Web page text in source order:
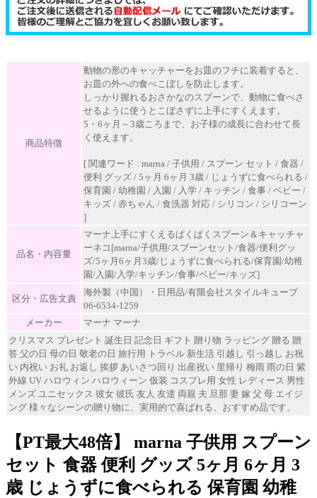
商品特徴
動物の形のキャッチャーをお皿のフチに装着すると、
お皿の外への食べこぼしを防止します。
しっかり握れるおさかなのスプーンで、動物に食べさ
せるように使うとこぼさずに上手にすくえます。
5・6ヶ月～3歳ころまで、お子様の成長に合わせて長
く使えます。
[ 関連ワード : marna / 子供用 / スプーン セット / 食器 /
便利 グッズ / 5ヶ月 6ヶ月 3歳 / じょうずに食べられる /
保育園 / 幼稚園 / 入園 / 入学 / キッチン / 食事 / ベビー /
キッズ / 赤ちゃん / 食洗器 対応 / シリコン / シリコーン
]
品名・内容量
マーナ上手にすくえるぱくぱくスプーン＆キャッチャ
ーネコ[marna/子供用/スプーンセット/食器/便利グッ
ズ/5ヶ月6ヶ月3歳/じょうずに食べられる/保育園/幼稚
園/入園/入学/キッチン/食事/ベビー/キッズ]
区分・広告文責
海外製（中国）・日用品/有限会社スタイルキューブ
06-6534-1259
メーカー
マーナ マーナ
クリスマス プレゼント 誕生日 記念日 ギフト 贈り物 ラッピング 贈る 贈
答 父の日 母の日 敬老の日 旅行用 トラベル 新生活 引越し 引っ越し お祝
い 内祝い お礼 お返し 挨拶 あいさつ回り 出産祝い 里帰り 梅雨 雨の日 紫
外線 UV ハロウィン ハロウィーン 仮装 コスプレ用 女性 レディース 男性
メンズ ユニセックス 彼女 彼氏 友人 友達 両親 夫 旦那 妻 嫁 父 母 エイジ
ング 様々なシーンの贈り物に、実用的で喜ばれる、おすすめ品です。
【PT最大48倍】 marna 子供用 スプーン
セット 食器 便利 グッズ 5ヶ月 6ヶ月 3
歳 じょうずに食べられる 保育園 幼稚